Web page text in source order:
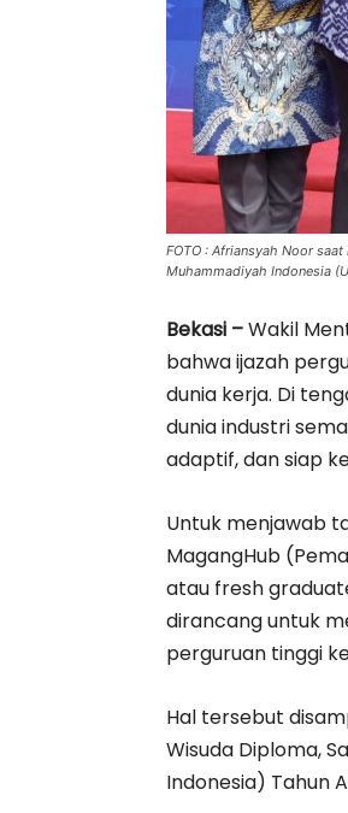
FOTO : Afriansyah Noor
Muhammadiyah Indonesia
Bekasi –Wakil
bahwa ijazah
dunia kerja. Di
dunia industri
adaptif, dan siap
Untuk menjawab
MagangHub
atau fresh
dirancang untuk
perguruan tinggi
Hal tersebut
Wisuda Diploma,
Indonesia) Tahun